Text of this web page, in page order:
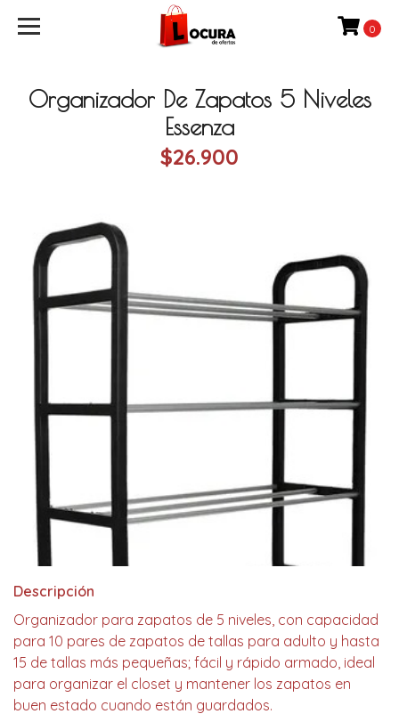
0
Organizador De Zapatos 5 Niveles
Essenza
$26.900
Descripción
Organizador para zapatos de 5 niveles, con capacidad
para 10 pares de zapatos de tallas para adulto y hasta
15 de tallas más pequeñas; fácil y rápido armado, ideal
para organizar el closet y mantener los zapatos en
buen estado cuando están guardados.